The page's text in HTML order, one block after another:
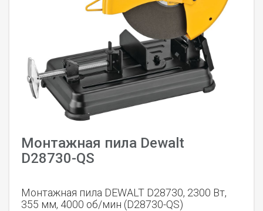
Монтажная пила Dewalt
D28730-QS
Монтажная пила DEWALT D28730, 2300 Вт,
355 мм, 4000 об/мин (D28730-QS)